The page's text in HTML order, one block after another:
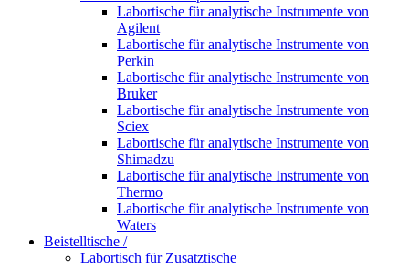
Labortische für analytische Instrumente von
Agilent
Labortische für analytische Instrumente von
Perkin
Labortische für analytische Instrumente von
Bruker
Labortische für analytische Instrumente von
Sciex
Labortische für analytische Instrumente von
Shimadzu
Labortische für analytische Instrumente von
Thermo
Labortische für analytische Instrumente von
Waters
Beistelltische /
Labortisch für Zusatztische